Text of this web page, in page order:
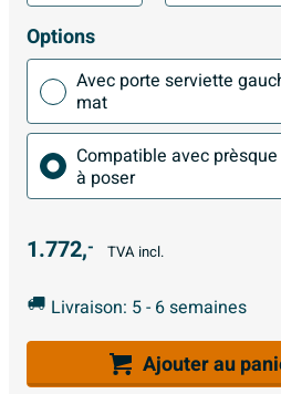
Options
Avec porte serviette
mat
Compatible avec
à poser
1.772,- TVA incl.
Livraison: 5 - 6 semaines
Ajouter au